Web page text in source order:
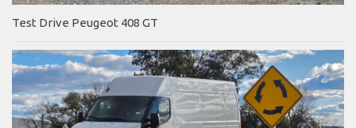
Test Drive Peugeot 408 GT